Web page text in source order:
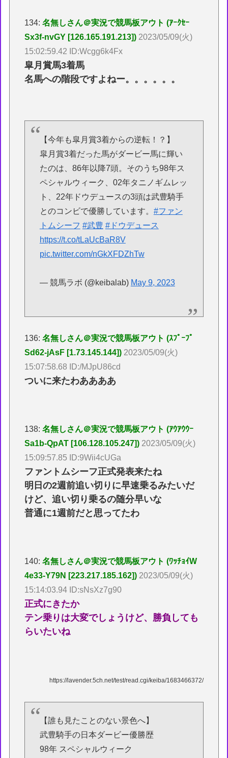
134:名無しさん＠実況で競馬板アウト (ｱｰｸｾｰ
Sx3f-nvGY [126.165.191.213]) 2023/05/09(火)
15:02:59.42 ID:Wcgg6k4Fx
皐月賞馬3着馬
名馬への階段ですよねー。。。。。。
【今年も皐月賞3着からの逆転！？】
皐月賞3着だった馬がダービー馬に輝い
たのは、86年以降7頭。そのうち98年ス
ペシャルウィーク、02年タニノギムレッ
ト、22年ドウデュースの3頭は武豊騎手
とのコンビで優勝しています。 #ファン
トムシーフ #武豊 #ドウデュース
https://t.co/tLaUcBaR8V
pic.twitter.com/nGkXFDZhTw
— 競馬ラボ (@keibalab) May 9, 2023
136:名無しさん＠実況で競馬板アウト (ｽﾌﾟｰﾌﾟ
Sd62-jAsF [1.73.145.144]) 2023/05/09(火)
15:07:58.68 ID:/MJpU86cd
ついに来たわああああ
138:名無しさん＠実況で競馬板アウト (ｱｳｱｳｳｰ
Sa1b-QpAT [106.128.105.247]) 2023/05/09(火)
15:09:57.85 ID:9Wii4cUGa
ファントムシーフ正式発表来たね
明日の2週前追い切りに早速乗るみたいだ
けど、追い切り乗るの随分早いな
普通に1週前だと思ってたわ
140:名無しさん＠実況で競馬板アウト (ﾜｯﾁｮｲW
4e33-Y79N [223.217.185.162]) 2023/05/09(火)
15:14:03.94 ID:sNsXz7g90
正式にきたか
テン乗りは大変でしょうけど、勝負しても
らいたいね
https://lavender.5ch.net/test/read.cgi/keiba/1683466372/
【誰も見たことのない景色へ】
武豊騎手の日本ダービー優勝歴
98年 スペシャルウィーク